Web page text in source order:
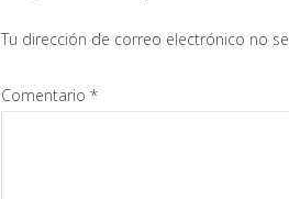
lectores
Tu dirección de correo electrónico no
Comentario *